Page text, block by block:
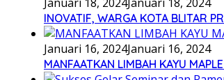
INOVATIF, WARGA KOTA BLITAR
Januari 16, 2024Januari 16, 2024
MANFAATKAN LIMBAH KAYU